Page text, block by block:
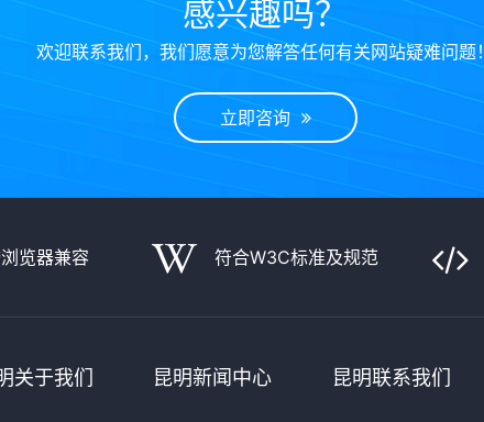
感兴趣吗？
欢迎联系我们，我们愿意为您解答任何有关网站疑难问题！
立即咨询
览器兼容 符合W3C标准及规范
关于我们 昆明新闻中心 昆明联系我们